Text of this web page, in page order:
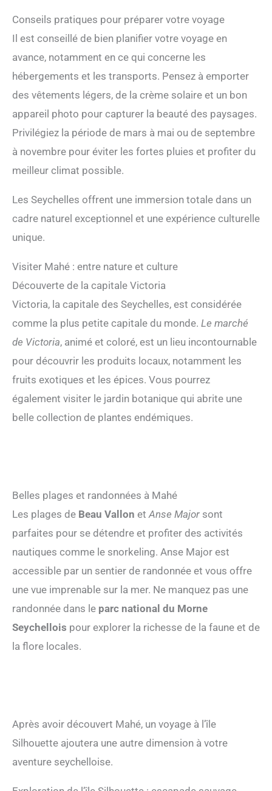
Conseils pratiques pour préparer votre voyage
Il est conseillé de bien planifier votre voyage en
avance, notamment en ce qui concerne les
hébergements et les transports. Pensez à emporter
des vêtements légers, de la crème solaire et un bon
appareil photo pour capturer la beauté des paysages.
Privilégiez la période de mars à mai ou de septembre
à novembre pour éviter les fortes pluies et profiter du
meilleur climat possible.
Les Seychelles offrent une immersion totale dans un
cadre naturel exceptionnel et une expérience culturelle
unique.
Visiter Mahé : entre nature et culture
Découverte de la capitale Victoria
Victoria, la capitale des Seychelles, est considérée
comme la plus petite capitale du monde. Le marché
de Victoria, animé et coloré, est un lieu incontournable
pour découvrir les produits locaux, notamment les
fruits exotiques et les épices. Vous pourrez
également visiter le jardin botanique qui abrite une
belle collection de plantes endémiques.
Belles plages et randonnées à Mahé
Les plages de Beau Vallon et Anse Major sont
parfaites pour se détendre et profiter des activités
nautiques comme le snorkeling. Anse Major est
accessible par un sentier de randonnée et vous offre
une vue imprenable sur la mer. Ne manquez pas une
randonnée dans le parc national du Morne
Seychellois pour explorer la richesse de la faune et de
la flore locales.
Après avoir découvert Mahé, un voyage à l’île
Silhouette ajoutera une autre dimension à votre
aventure seychelloise.